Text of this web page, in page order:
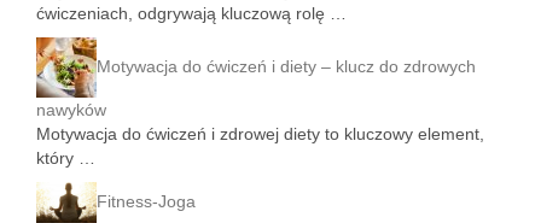
ćwiczeniach, odgrywają kluczową rolę …
Motywacja do ćwiczeń i diety – klucz do zdrowych
nawyków
Motywacja do ćwiczeń i zdrowej diety to kluczowy element,
który …
Fitness-Joga